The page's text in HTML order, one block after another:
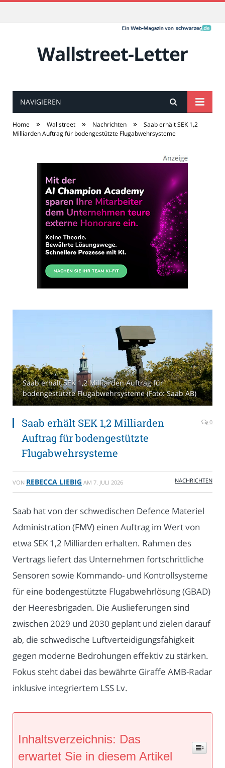
Wallstreet-Letter
NAVIGIEREN
Home » Wallstreet » Nachrichten »
Saab erhält SEK 1,2
Milliarden Auftrag für bodengestützte Flugabwehrsysteme
Saab erhält SEK 1,2 Milliarden Auftrag für
bodengestützte Flugabwehrsysteme (Foto: Saab AB)
Saab erhält SEK 1,2 Milliarden
Auftrag für bodengestützte
Flugabwehrsysteme
0
VON REBECCA LIEBIG AM 7. JULI 2026 NACHRICHTEN
Saab hat von der schwedischen Defence Materiel
Administration (FMV) einen Auftrag im Wert von
etwa SEK 1,2 Milliarden erhalten. Rahmen des
Vertrags liefert das Unternehmen fortschrittliche
Sensoren sowie Kommando- und Kontrollsysteme
für eine bodengestützte Flugabwehrlösung (GBAD)
der Heeresbrigaden. Die Auslieferungen sind
zwischen 2029 und 2030 geplant und zielen darauf
ab, die schwedische Luftverteidigungsfähigkeit
gegen moderne Bedrohungen effektiv zu stärken.
Fokus steht dabei das bewährte Giraffe AMB-Radar
inklusive integriertem LSS Lv.
Inhaltsverzeichnis: Das
erwartet Sie in diesem Artikel